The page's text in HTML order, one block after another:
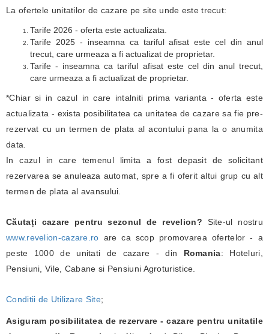
La ofertele unitatilor de cazare pe site unde este trecut:
Tarife 2026 - oferta este actualizata.
Tarife 2025 - inseamna ca tariful afisat este cel din anul
trecut, care urmeaza a fi actualizat de proprietar.
Tarife - inseamna ca tariful afisat este cel din anul trecut,
care urmeaza a fi actualizat de proprietar.
*Chiar si in cazul in care intalniti prima varianta - oferta este
actualizata - exista posibilitatea ca unitatea de cazare sa fie pre-
rezervat cu un termen de plata al acontului pana la o anumita
data.
In cazul in care temenul limita a fost depasit de solicitant
rezervarea se anuleaza automat, spre a fi oferit altui grup cu alt
termen de plata al avansului.
Căutați cazare pentru sezonul de revelion? Site-ul nostru
www.revelion-cazare.ro are ca scop promovarea ofertelor - a
peste 1000 de unitati de cazare - din Romania: Hoteluri,
Pensiuni, Vile, Cabane si Pensiuni Agroturistice.
Conditii de Utilizare Site;
Asiguram posibilitatea de rezervare - cazare pentru unitatile